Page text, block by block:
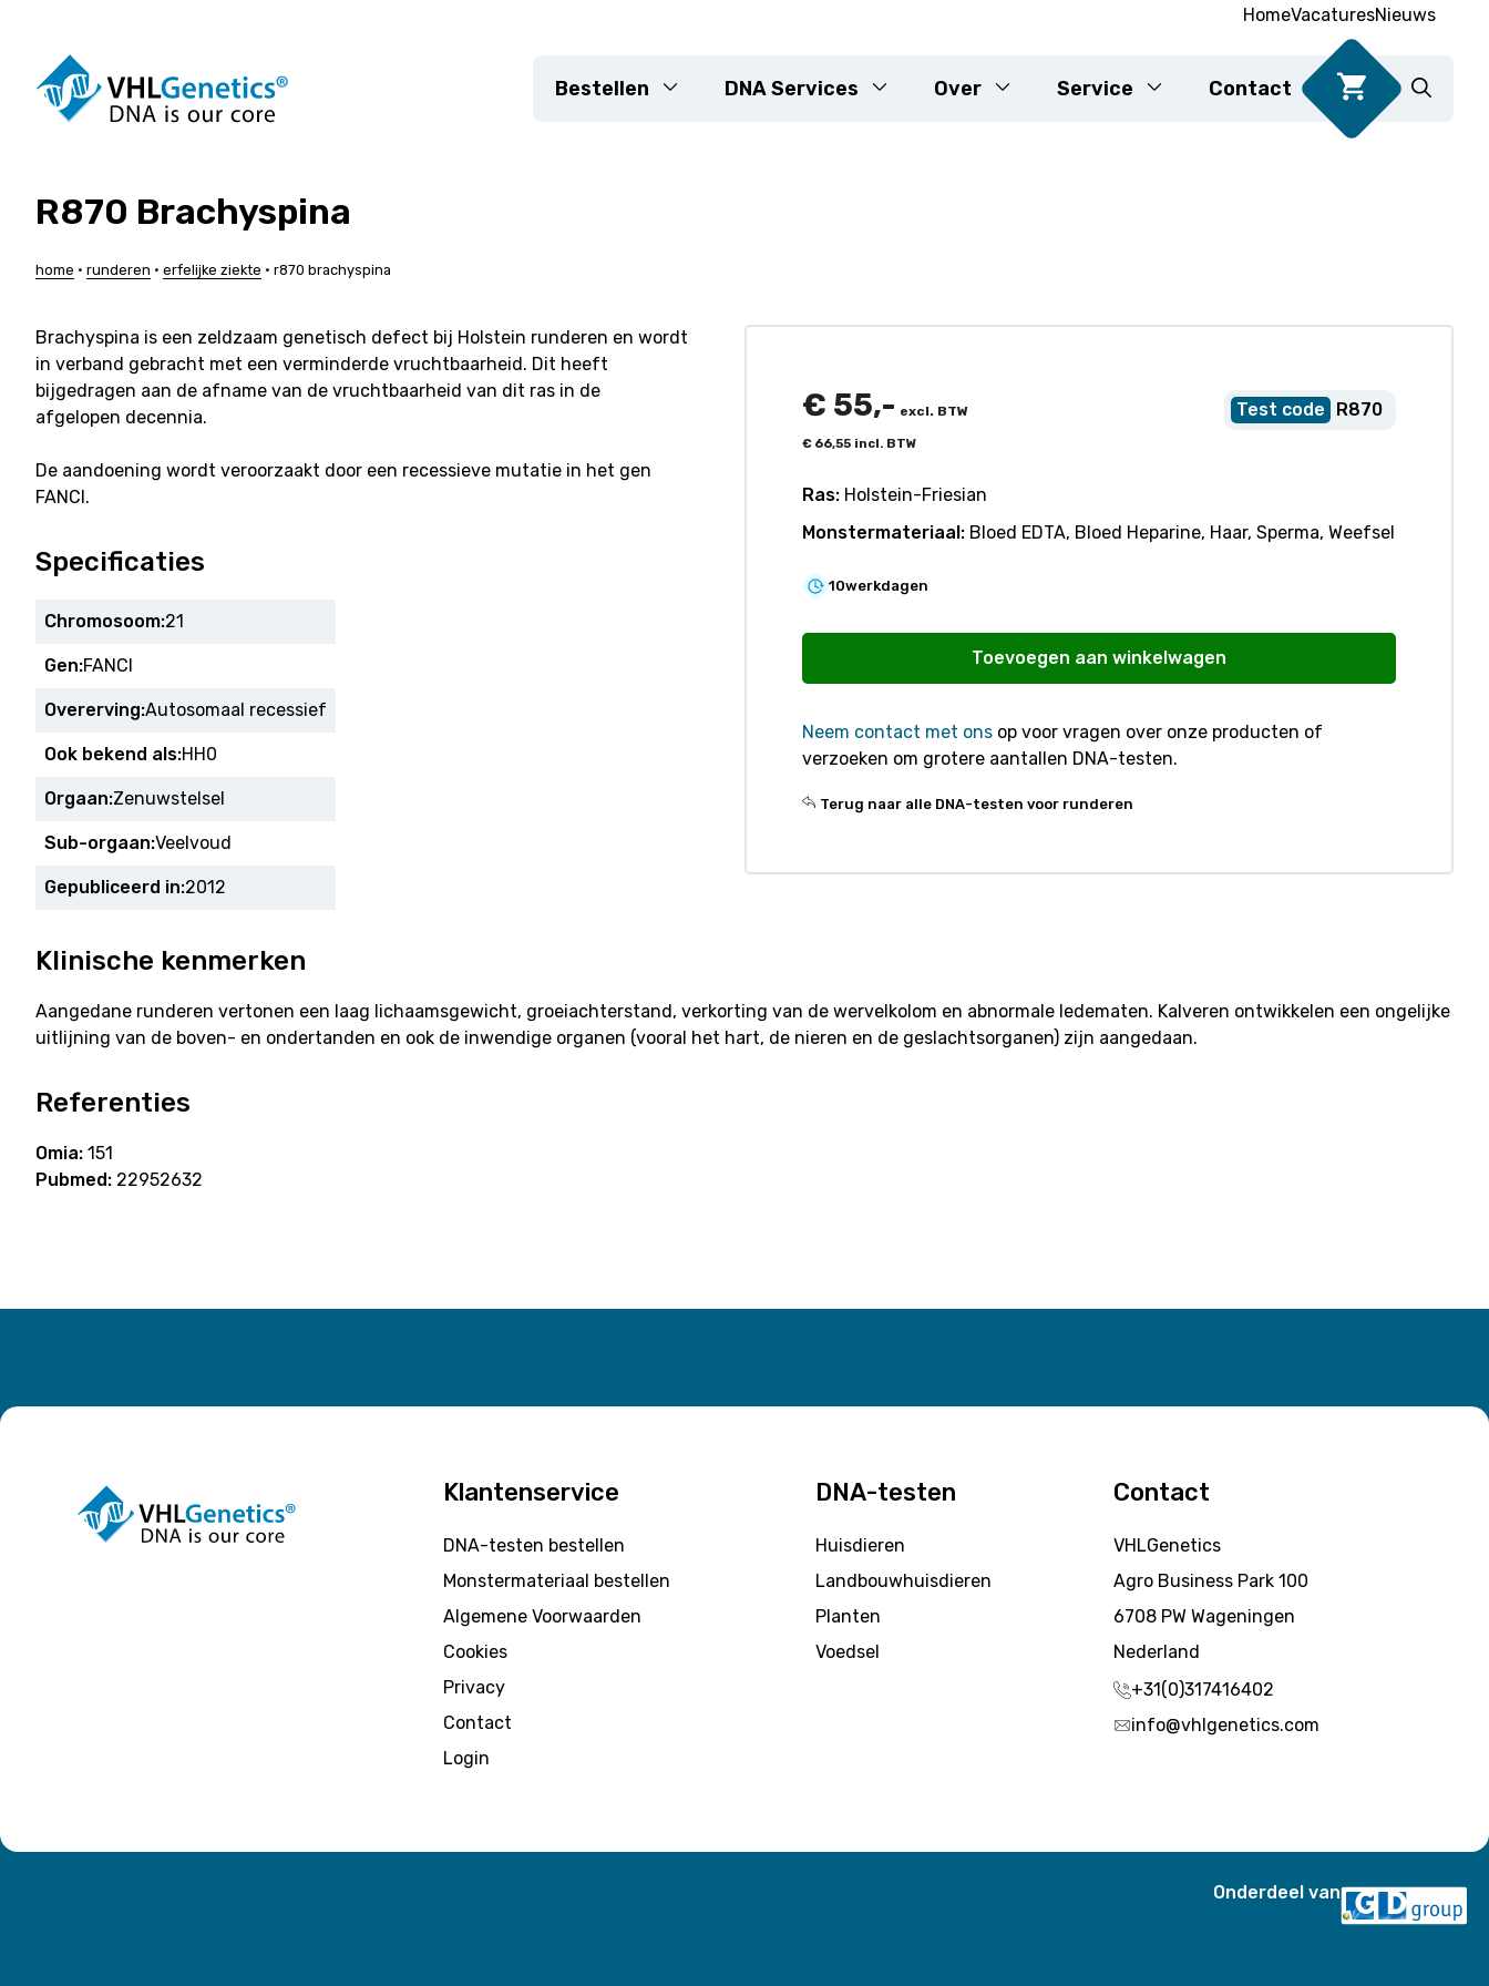
inhoud
HomeVacaturesNieuws
Bestellen DNA Services
Honden
Paarden
Duiven
Maatwerk landbouwhuisdieren
Markerontwikkeling
Rassencontrole &
zuiverheidsverificatie
Maatwerk planten
Over Service Contact
R870 Brachyspina
home • runderen • erfelijke ziekte • r870 brachyspina
R870
€ 55,- excl. BTW
€ 66,55 incl. BTW
Ras: Holstein-Friesian
Monstermateriaal: Bloed EDTA, Bloed Heparine, Haar, Sperma, Weefsel
10werkdagen
aantal
Toevoegen aan winkelwagen
Neem contact met ons op voor vragen over onze producten of
verzoeken om grotere aantallen DNA-testen.
Terug naar alle DNA-testen voor runderen
Brachyspina is een zeldzaam genetisch defect bij Holstein runderen en wordt
in verband gebracht met een verminderde vruchtbaarheid. Dit heeft
bijgedragen aan de afname van de vruchtbaarheid van dit ras in de
afgelopen decennia.
De aandoening wordt veroorzaakt door een recessieve mutatie in het gen
FANCI.
Specificaties
Chromosoom:21
Gen:FANCI
Overerving:Autosomaal recessief
Ook bekend als:HH0
Orgaan:Zenuwstelsel
Sub-orgaan:Veelvoud
Gepubliceerd in:2012
Klinische kenmerken
Aangedane runderen vertonen een laag lichaamsgewicht, groeiachterstand, verkorting van de wervelkolom en abnormale ledematen. Kalveren ontwikkelen een ongelijke
uitlijning van de boven- en ondertanden en ook de inwendige organen (vooral het hart, de nieren en de geslachtsorganen) zijn aangedaan.
Referenties
Omia: 151
Pubmed: 22952632
Klantenservice
DNA-testen bestellen
Monstermateriaal bestellen
Algemene Voorwaarden
Cookies
Privacy
Contact
Login
DNA-testen
Huisdieren
Landbouwhuisdieren
Planten
Voedsel
Contact
VHLGenetics
Agro Business Park 100
6708 PW Wageningen
Nederland
+31(0)317416402
info@vhlgenetics.com
Onderdeel van